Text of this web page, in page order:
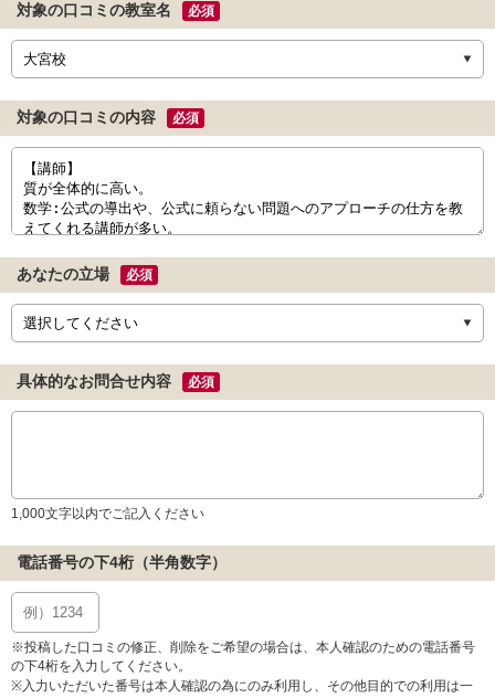
対象の口コミの教室名 必須
対象の口コミの内容 必須
あなたの立場 必須
具体的なお問合せ内容 必須
1,000文字以内でご記入ください
電話番号の下4桁（半角数字）
※投稿した口コミの修正、削除をご希望の場合は、本人確認のための電話番号
の下4桁を入力してください。
※入力いただいた番号は本人確認の為にのみ利用し、その他目的での利用は一